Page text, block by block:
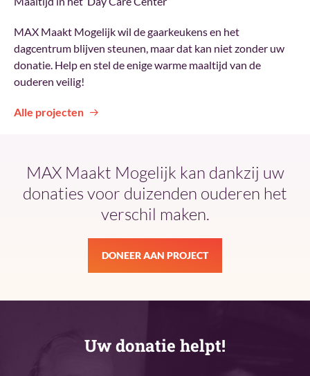
MAX Maakt Mogelijk wil de gaarkeukens en het
dagcentrum blijven steunen, maar dat kan niet zonder uw
donatie. Help en stel de enige warme maaltijd van de
ouderen veilig!
Alle projecten
MAX Maakt Mogelijk kan dankzij uw
donaties voor duizenden ouderen het
verschil maken.
DONEER AAN PROJECT
Uw donatie helpt!